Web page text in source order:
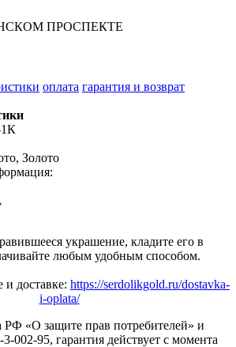
ПРОСПЕКТЕ
оплата гарантия и возврат
1К
Золото
украшение, кладите его в
любым удобным способом.
и доставке: https://serdolikgold.ru/dostavka-
i-oplata/
РФ «О защите прав потребителей» и
002-95, гарантия действует с момента